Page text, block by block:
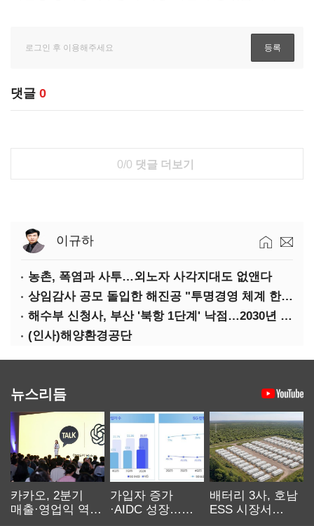
댓글 0
0/0 댓글 더보기
이규하
농촌, 폭염과 사투…외노자 사각지대도 없앤다
상임감사 공모 돌입한 해진공 "투명경영 체계 한층 강화"
해수부 신청사, 부산 '북항 1단계' 낙점…2030년 완공 목표
(인사)해양환경공단
뉴스리듬
카카오, 2분기
매출·영업익 역대
가입자 증가
·AIDC 성장…
배터리 3사, 호남
ESS 시장서